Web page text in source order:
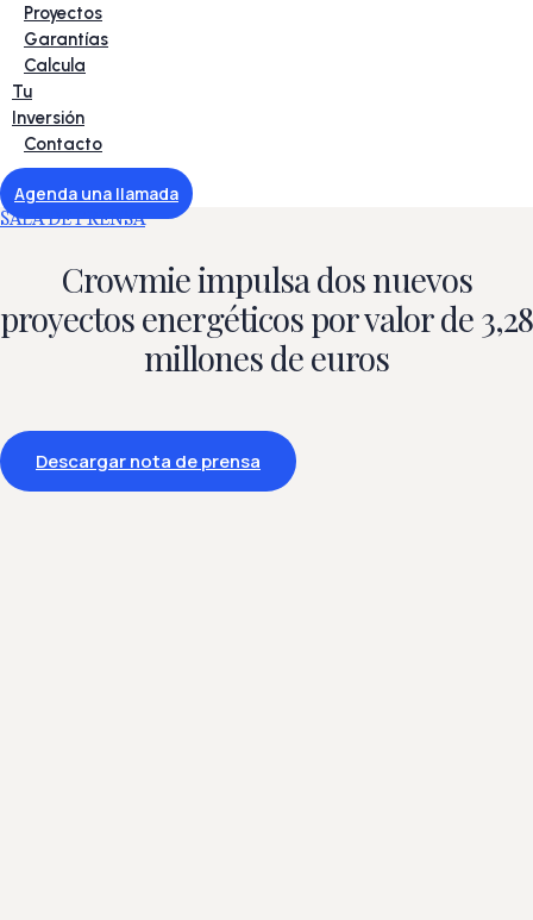
Proyectos
Garantías
Calcula
Tu
Inversión
Contacto
Agenda una llamada
SALA DE PRENSA
Crowmie impulsa dos nuevos
proyectos energéticos por valor de 3,28
millones de euros
Descargar nota de prensa